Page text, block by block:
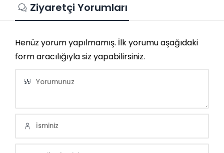
Ziyaretçi Yorumları
Henüz yorum yapılmamış. İlk yorumu aşağıdaki
form aracılığıyla siz yapabilirsiniz.